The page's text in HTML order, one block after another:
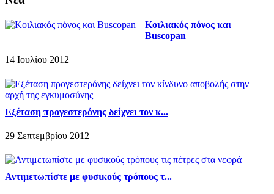
Κοιλιακός πόνος και
Buscopan
14 Ιουλίου 2012
Εξέταση προγεστερόνης δείχνει τον κ...
29 Σεπτεμβρίου 2012
Αντιμετωπίστε με φυσικούς τρόπους τ...